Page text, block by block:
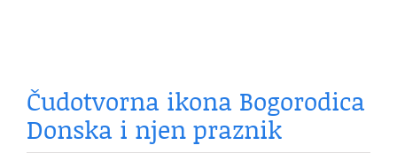
Čudotvorna ikona Bogorodica
Donska i njen praznik